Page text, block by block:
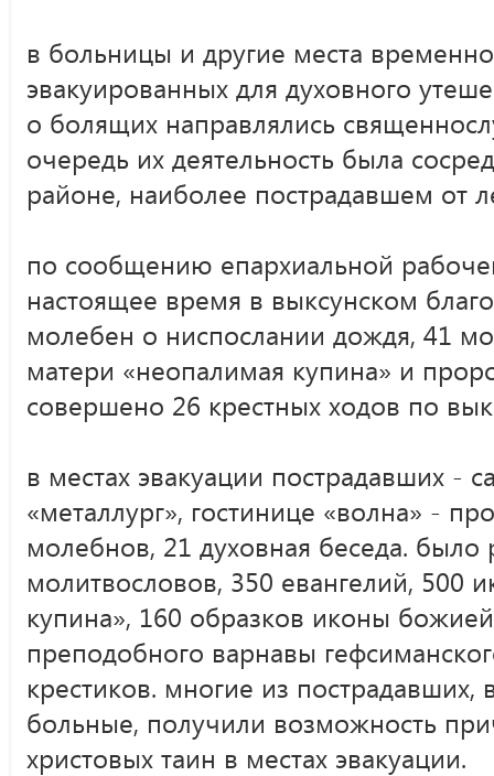
в больницы и другие места
эвакуированных для духовного
о болящих направлялись
очередь их деятельность была
районе, наиболее пострадавшем от
по сообщению епархиальной
настоящее время в выксунском
молебен о ниспослании дождя, 41
матери «неопалимая купина» и
совершено 26 крестных ходов по
в местах эвакуации пострадавших -
«металлург», гостинице «волна» -
молебнов, 21 духовная беседа. было
молитвословов, 350 евангелий, 500
купина», 160 образков иконы
преподобного варнавы
крестиков. многие из
больные, получили возможность
христовых таин в местах эвакуации.